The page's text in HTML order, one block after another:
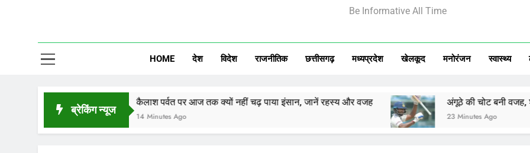
Be Informative All Time
HOME देश विदेश राजनीतिक छत्तीसगढ़ मध्‍यप्रदेश खेलकूद मनोरंजन स्‍वास्‍थ्‍य
ब्रेकिंग न्यूज
कैलाश पर्वत पर आज तक क्यों नहीं चढ़ पाया इंसान, जानें रहस्य और वजह
14 Minutes Ago
अंगूठे की चोट बनी वजह, श्रीलंका के
23 Minutes Ago